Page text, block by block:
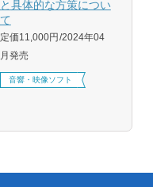
と具体的な方策につい
て
定価11,000円 2024年04
月発売
音響・映像ソフト